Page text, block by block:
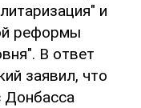
и
реформы
В ответ
заявил, что
Донбасса